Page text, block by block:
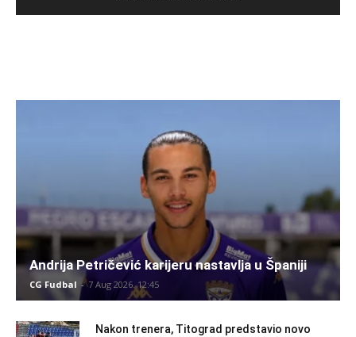
Andrija Petričević karijeru nastavlja u Španiji
CG Fudbal - 7 Aug 2026. 12:45
Nakon trenera, Titograd predstavio novo